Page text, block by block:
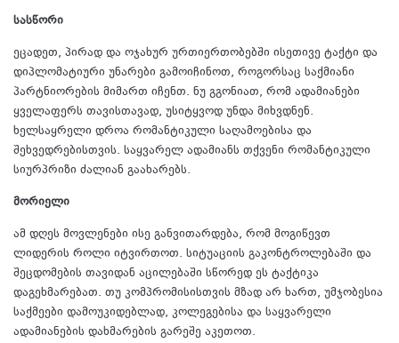
სასწორი
ეცადეთ, პირად და ოჯახურ ურთიერთობებში ისეთივე ტაქტი და
დიპლომატიური უნარები გამოიჩინოთ, როგორსაც საქმიანი
პარტნიორების მიმართ იჩენთ. ნუ გგონიათ, რომ ადამიანები
ყველაფერს თავისთავად, უსიტყვოდ უნდა მიხვდნენ.
ხელსაყრელი დროა რომანტიკული საღამოებისა და
შეხვედრებისთვის. საყვარელ ადამიანს თქვენი რომანტიკული
სიურპრიზი ძალიან გაახარებს.
მორიელი
ამ დღეს მოვლენები ისე განვითარდება, რომ მოგიწევთ
ლიდერის როლი იტვირთოთ. სიტუაციის გაკონტროლებაში და
შეცდომების თავიდან აცილებაში სწორედ ეს ტაქტიკა
დაგეხმარებათ. თუ კომპრომისისთვის მზად არ ხართ, უმჯობესია
საქმეები დამოუკიდებლად, კოლეგებისა და საყვარელი
ადამიანების დახმარების გარეშე აკეთოთ.